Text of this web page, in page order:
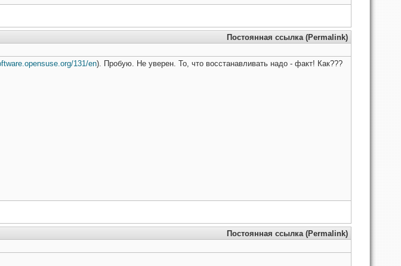
Постоянная ссылка (Permalink)
131/en). Пробую. Не уверен. То, что восстанавливать надо - факт! Как???
Постоянная ссылка (Permalink)